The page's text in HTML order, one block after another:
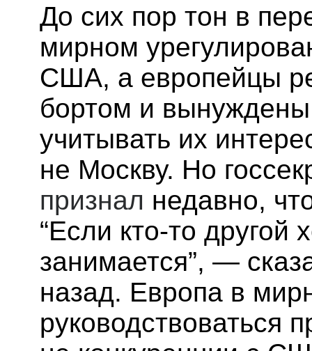
До сих пор тон в
мирном
США, а европейцы
бортом и
учитывать их
не Москву. Но
признал недавно,
“Если кто-то другой
занимается”, —
назад. Европа в
руководствоваться